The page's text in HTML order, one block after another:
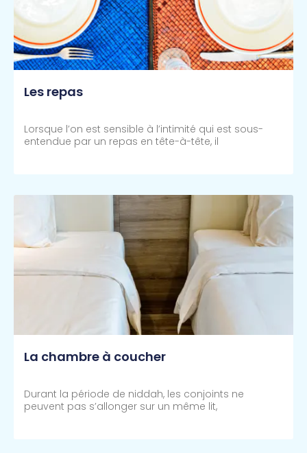
Les repas
Lorsque l’on est sensible à l’intimité qui est sous-
entendue par un repas en tête-à-tête, il
La chambre à coucher
Durant la période de niddah, les conjoints ne
peuvent pas s’allonger sur un même lit,